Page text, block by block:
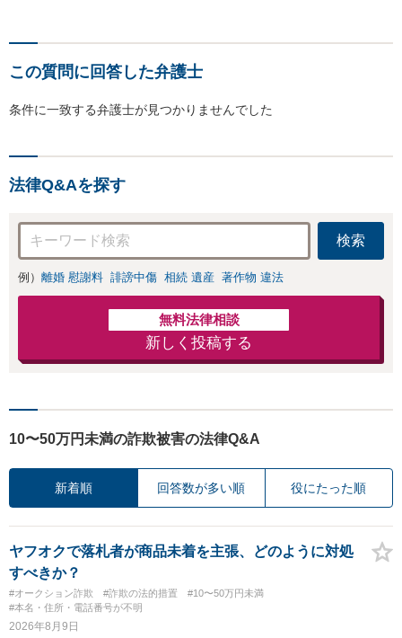
この質問に回答した弁護士
条件に一致する弁護士が見つかりませんでした
法律Q&Aを探す
検索
例） 離婚 慰謝料 誹謗中傷 相続 遺産 著作物 違法
無料法律相談
新しく投稿する
10〜50万円未満の詐欺被害の法律Q&A
新着順 回答数が多い順 役にたった順
ヤフオクで落札者が商品未着を主張、どのように対処
すべきか？
#オークション詐欺 #詐欺の法的措置
#10〜50万円未満
#本名・住所・電話番号が不明
2026年8月9日